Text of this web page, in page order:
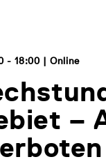
- 18:00 | Online
–